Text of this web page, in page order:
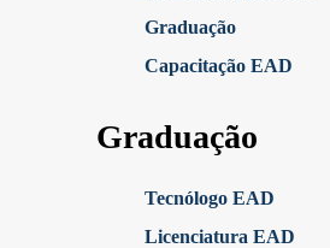
Graduação
Capacitação EAD
Graduação
Tecnólogo EAD
Licenciatura EAD